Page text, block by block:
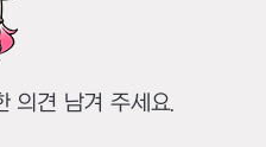
의견 남겨 주세요.